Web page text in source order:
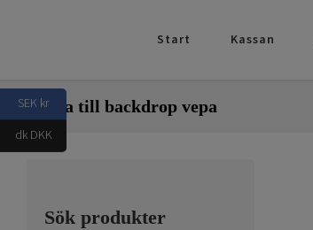
Start Kassan
Väska till backdrop vepa
Sök produkter
SEK kr
dk DKK